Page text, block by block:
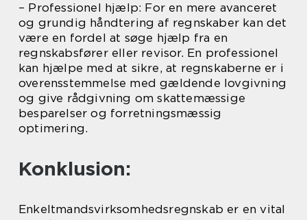
– Professionel hjælp: For en mere avanceret
og grundig håndtering af regnskaber kan det
være en fordel at søge hjælp fra en
regnskabsfører eller revisor. En professionel
kan hjælpe med at sikre, at regnskaberne er i
overensstemmelse med gældende lovgivning
og give rådgivning om skattemæssige
besparelser og forretningsmæssig
optimering.
Konklusion:
Enkeltmandsvirksomhedsregnskab er en vital